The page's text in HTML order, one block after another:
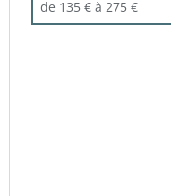
de 135 € à 275 €